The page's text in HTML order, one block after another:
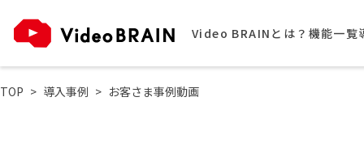
Video BRAINとは？ 機能一覧
TOP 導入事例 お客さま事例動画